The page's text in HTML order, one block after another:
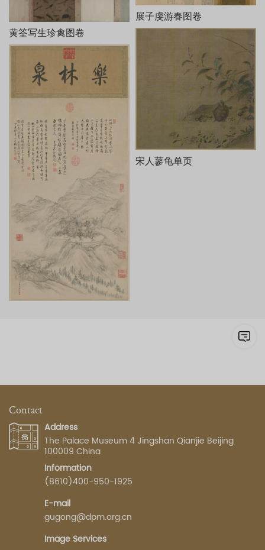
前法的基础上，表现出更趋细腻的画风，体现了北宋院画工整严谨
的时代风格。此图用笔精当，一点一画均无败笔。人物虽细小如
豆，却动态鲜明。微波水纹均一笔笔画出，渔舟游船荡曳其间，使
画面平添动感。综观全幅，又不失雄阔的境界和恢宏的气势，远观
近睹均令人折服。在用色上，画家于单调的蓝绿色中求变化，虽然
以青绿为主色调，但在施色时注重手法的变化，色彩或浑厚，或轻
盈，间以赭色为衬，使画面层次分明，色如宝石，光彩夺目。元代
著名书法家溥光对此卷推崇备至，在卷后题跋中赞道：“在古今丹青
小景中，自可独步千载，殆众星之孤月耳。”此论可谓公允之见。
从此卷所描绘的景物看，系以南方清丽秀润的山水为主体，在
部分山峦的表现上加进了一些北方山水的特征，可谓集南北山水于
一体的精心之作。从画面表现的建筑形式以及江南水乡的生活场
景、生产劳作使用的工具等方面看，画家对江南地区有着较为深刻
的了解，其艺术创作当来源于生活，而王希孟于18岁时即创作出如
此宏幅巨制，不可能没有深厚的生活积累，由此笔者推测，画家王
希孟应是江南人，至于具体籍贯便无从知晓了。
黄筌写生珍禽图卷
展子虔游春图卷
宋人蓼龟单页
Contact
Address
The Palace Museum 4 Jingshan Qianjie Beijing
100009 China
Information
(8610)400-950-1925
E-mail
gugong@dpm.org.cn
Image Services